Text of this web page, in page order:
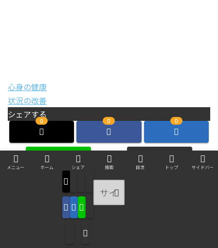
心身の健康
状況の改善
シェアする
0 0 0
areablueをフォローする
メニュー ホーム シェア 検索 目次 トップ サイドバー